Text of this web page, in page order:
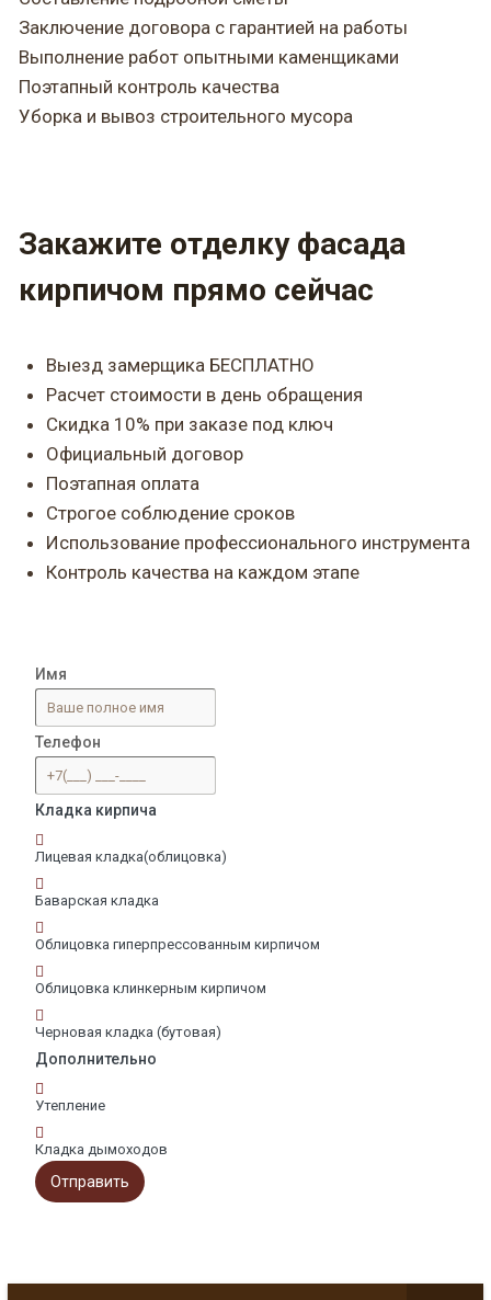
Заключение договора с гарантией на работы
Выполнение работ опытными каменщиками
Поэтапный контроль качества
Уборка и вывоз строительного мусора
Закажите отделку фасада
кирпичом прямо сейчас
Выезд замерщика БЕСПЛАТНО
Расчет стоимости в день обращения
Скидка 10% при заказе под ключ
Официальный договор
Поэтапная оплата
Строгое соблюдение сроков
Использование профессионального инструмента
Контроль качества на каждом этапе
Имя
Телефон
Кладка кирпича
Лицевая кладка(облицовка)
Баварская кладка
Облицовка гиперпрессованным кирпичом
Облицовка клинкерным кирпичом
Черновая кладка (бутовая)
Дополнительно
Утепление
Кладка дымоходов
Отправить